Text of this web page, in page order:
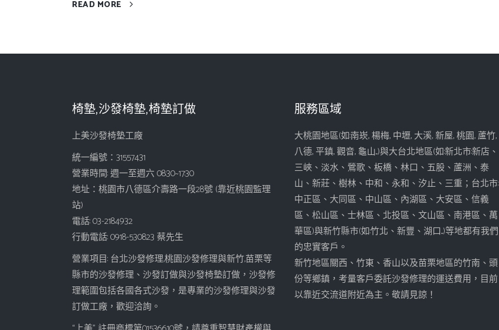
READ MORE
椅墊,沙發椅墊,椅墊訂做
上美沙發椅墊工廠
統一編號：31557431
營業時間: 週一至週六 08:30~17:30
地址：桃園市八德區介壽路一段28號 (靠近桃園監理
站)
電話: 03-2184932
行動電話: 0918-530823 蔡先生
營業項目: 台北沙發修理,桃園沙發修理與新竹,苗栗等
縣市的沙發修理、沙發訂做與沙發椅墊訂做，沙發修
理範圍包括各國各式沙發，是專業的沙發修理與沙發
訂做工廠，歡迎洽詢。
服務區域
大桃園地區(如:南崁, 楊梅, 中壢, 大溪, 新屋, 桃園, 蘆竹,
八德, 平鎮, 觀音, 龜山...)與大台北地區(如:新北市:新店、
三峽、淡水、鶯歌、板橋、林口、五股、蘆洲、泰
山、新莊、樹林、中和、永和、汐止、三重；台北市:
中正區、大同區、中山區、內湖區、大安區、信義
區、松山區、士林區、北投區、文山區、南港區、萬
華區)與新竹縣市(如:竹北、新豐、湖口...)等地都有我們
的忠實客戶。
新竹地區關西、竹東、香山以及苗栗地區的竹南、頭
份等鄉鎮，考量客戶委託沙發修理的運送費用，目前
以靠近交流道附近為主。敬請見諒！